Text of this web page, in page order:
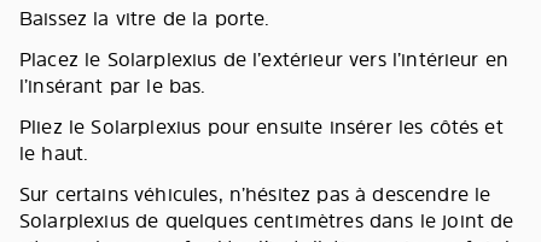
Baissez la vitre de la porte.
Placez le Solarplexius de l’extérieur vers l’intérieur en
l’insérant par le bas.
Pliez le Solarplexius pour ensuite insérer les côtés et
le haut.
Sur certains véhicules, n’hésitez pas à descendre le
Solarplexius de quelques centimètres dans le joint de